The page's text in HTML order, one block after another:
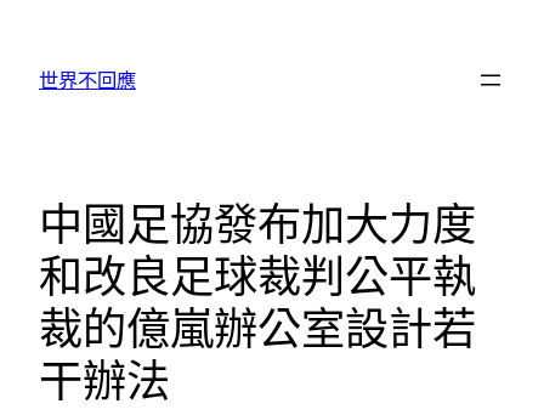
世界不回應
中國足協發布加大力度
和改良足球裁判公平執
裁的億嵐辦公室設計若
干辦法